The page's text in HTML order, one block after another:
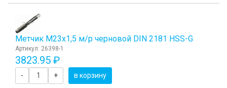
Метчик М23x1,5 м/р черновой DIN 2181 HSS-G
Артикул: 26398-1
3823.95 ₽
- + в корзину